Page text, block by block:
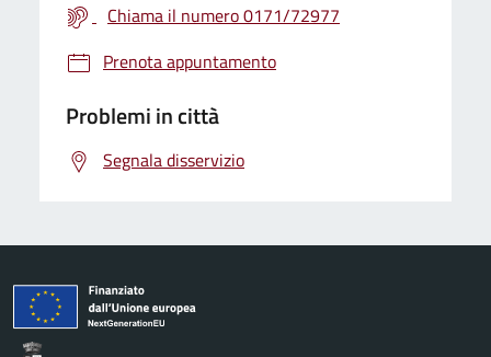
Chiama il numero 0171/72977
Prenota appuntamento
Problemi in città
Segnala disservizio